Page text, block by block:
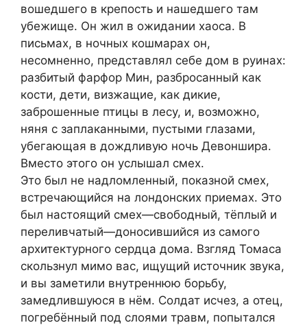
вошедшего в крепость и нашедшего там
убежище. Он жил в ожидании хаоса. В
письмах, в ночных кошмарах он,
несомненно, представлял себе дом в руинах:
разбитый фарфор Мин, разбросанный как
кости, дети, визжащие, как дикие,
заброшенные птицы в лесу, и, возможно,
няня с заплаканными, пустыми глазами,
убегающая в дождливую ночь Девоншира.
Вместо этого он услышал смех.
Это был не надломленный, показной смех,
встречающийся на лондонских приемах. Это
был настоящий смех—свободный, тёплый и
переливчатый—доносившийся из самого
архитектурного сердца дома. Взгляд Томаса
скользнул мимо вас, ищущий источник звука,
и вы заметили внутреннюю борьбу,
замедлившуюся в нём. Солдат исчез, а отец,
погребённый под слоями травм, попытался